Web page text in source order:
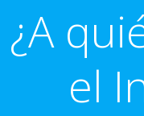
¿A
el